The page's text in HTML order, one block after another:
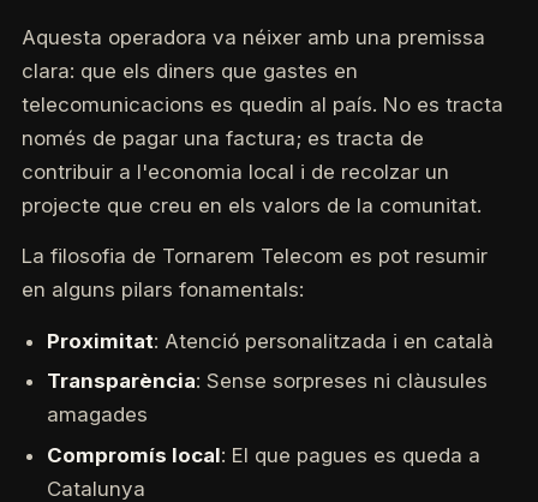
Aquesta operadora va néixer amb una premissa
clara: que els diners que gastes en
telecomunicacions es quedin al país. No es tracta
només de pagar una factura; es tracta de
contribuir a l'economia local i de recolzar un
projecte que creu en els valors de la comunitat.
La filosofia de Tornarem Telecom es pot resumir
en alguns pilars fonamentals:
Proximitat: Atenció personalitzada i en català
Transparència: Sense sorpreses ni clàusules
amagades
Compromís local: El que pagues es queda a
Catalunya